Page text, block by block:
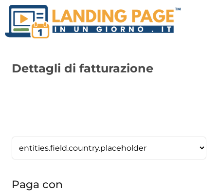
Dettagli di fatturazione
Paga con